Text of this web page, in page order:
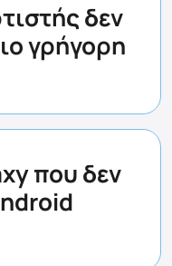
δεν
γρήγορη
που δεν